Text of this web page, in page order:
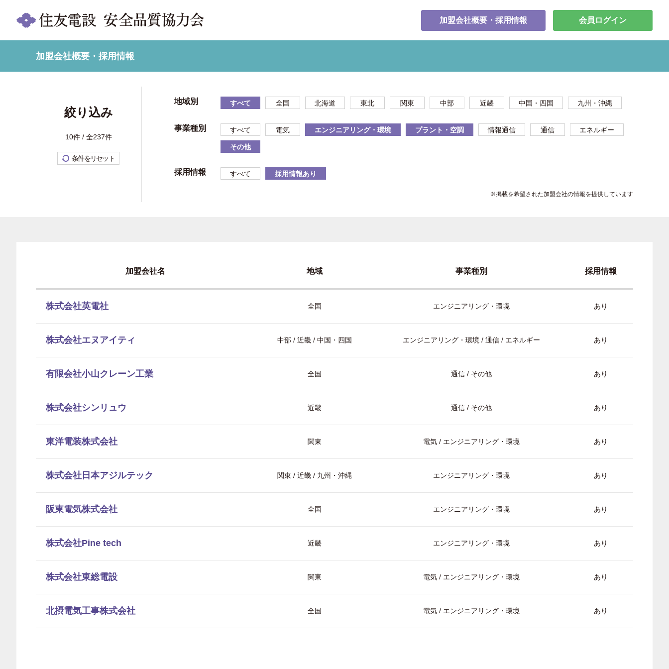
加盟会社概要・採用情報 会員ログイン
加盟会社概要・採用情報
絞り込み
10件 / 全237件
条件をリセット
地域別 すべて 全国 北海道 東北 関東 中部 近畿 中国・四国 九州・沖縄
事業種別 すべて 電気 エンジニアリング・環境 プラント・空調 情報通信 通信 エネルギー
その他
採用情報 すべて 採用情報あり
※掲載を希望された加盟会社の情報を提供しています
加盟会社名 地域 事業種別 採用情報
株式会社英電社 全国 エンジニアリング・環境 あり
株式会社エヌアイティ 中部 / 近畿 / 中国・四国 エンジニアリング・環境 / 通信 / エネルギー あり
有限会社小山クレーン工業 全国 通信 / その他 あり
株式会社シンリュウ 近畿 通信 / その他 あり
東洋電装株式会社 関東 電気 / エンジニアリング・環境 あり
株式会社日本アジルテック 関東 / 近畿 / 九州・沖縄 エンジニアリング・環境 あり
阪東電気株式会社 全国 エンジニアリング・環境 あり
株式会社Pine tech 近畿 エンジニアリング・環境 あり
株式会社東総電設 関東 電気 / エンジニアリング・環境 あり
北摂電気工事株式会社 全国 電気 / エンジニアリング・環境 あり